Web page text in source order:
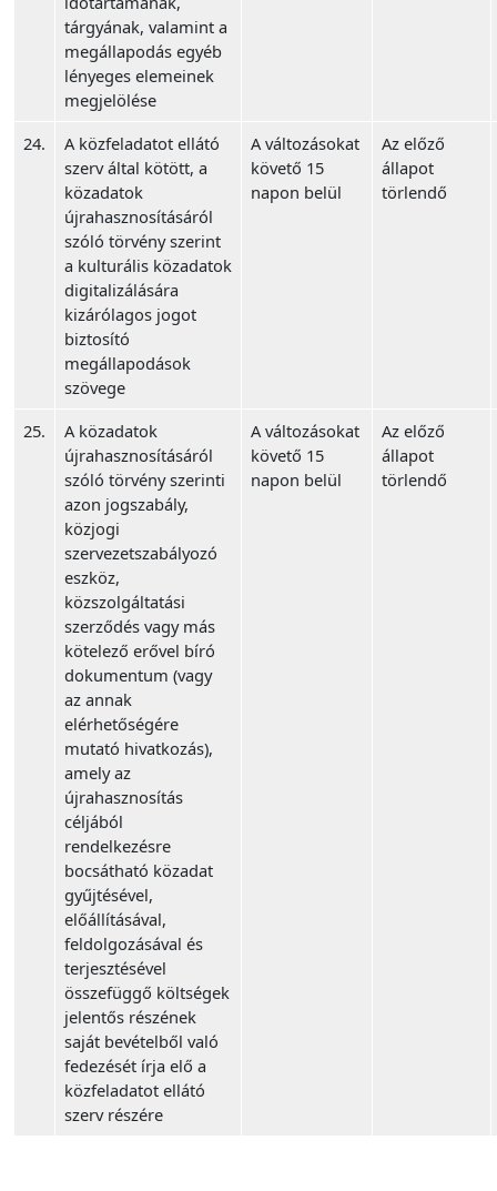
tárgyának, valamint a
megállapodás egyéb
lényeges elemeinek
megjelölése
24.
A közfeladatot ellátó
szerv által kötött, a
közadatok
újrahasznosításáról
szóló törvény szerint
a kulturális közadatok
digitalizálására
kizárólagos jogot
biztosító
megállapodások
szövege
A változásokat
követő 15
napon belül
Az előző
állapot
törlendő
25.
A közadatok
újrahasznosításáról
szóló törvény szerinti
azon jogszabály,
közjogi
szervezetszabályozó
eszköz,
közszolgáltatási
szerződés vagy más
kötelező erővel bíró
dokumentum (vagy
az annak
elérhetőségére
mutató hivatkozás),
amely az
újrahasznosítás
céljából
rendelkezésre
bocsátható közadat
gyűjtésével,
előállításával,
feldolgozásával és
terjesztésével
összefüggő költségek
jelentős részének
saját bevételből való
fedezését írja elő a
közfeladatot ellátó
szerv részére
A változásokat
követő 15
napon belül
Az előző
állapot
törlendő